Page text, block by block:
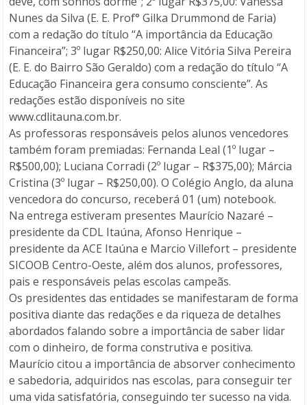
Nunes da Silva (E. E. Prof° Gilka Drummond de Faria)
com a redação do título “A importância da Educação
Financeira”; 3º lugar R$250,00: Alice Vitória Silva Pereira
(E. E. do Bairro São Geraldo) com a redação do título “A
Educação Financeira gera consumo consciente”. As
redações estão disponíveis no site
www.cdlitauna.com.br.
As professoras responsáveis pelos alunos vencedores
também foram premiadas: Fernanda Leal (1º lugar –
R$500,00); Luciana Corradi (2º lugar – R$375,00); Márcia
Cristina (3º lugar – R$250,00). O Colégio Anglo, da aluna
vencedora do concurso, receberá 01 (um) notebook.
Na entrega estiveram presentes Maurício Nazaré –
presidente da CDL Itaúna, Afonso Henrique –
presidente da ACE Itaúna e Marcio Villefort – presidente
SICOOB Centro-Oeste, além dos alunos, professores,
pais e responsáveis pelas escolas campeãs.
Os presidentes das entidades se manifestaram de forma
positiva diante das redações e da riqueza de detalhes
abordados falando sobre a importância de saber lidar
com o dinheiro, de forma construtiva e positiva.
Maurício citou a importância de absorver conhecimento
e sabedoria, adquiridos nas escolas, para conseguir ter
uma vida satisfatória, conseguindo ter sucesso na vida.